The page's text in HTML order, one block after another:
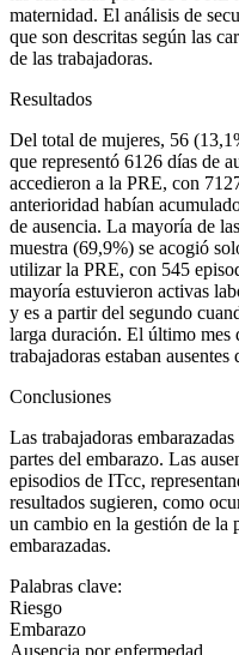
maternidad. El análisis de
que son descritas según las
de las trabajadoras.
Resultados
Del total de mujeres, 56
que representó 6126 días de
accedieron a la PRE, con
anterioridad habían
de ausencia. La mayoría de
muestra (69,9%) se acogió
utilizar la PRE, con 545
mayoría estuvieron activas
y es a partir del segundo
larga duración. El último mes
trabajadoras estaban ausentes
Conclusiones
Las trabajadoras
partes del embarazo. Las
episodios de ITcc,
resultados sugieren, como
un cambio en la gestión de la
embarazadas.
Palabras clave:
Riesgo
Embarazo
Ausencia por enfermedad